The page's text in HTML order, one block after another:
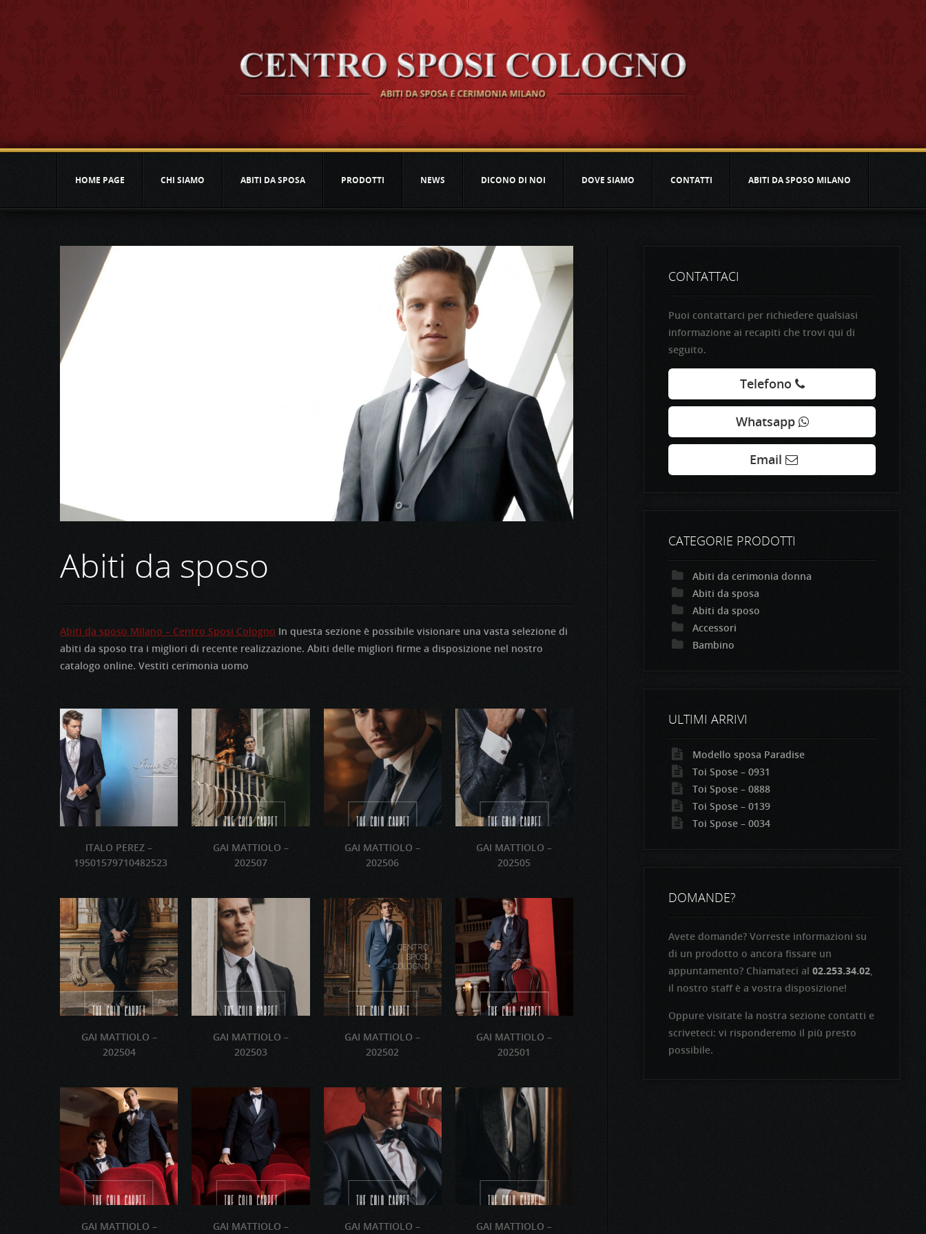
HOME PAGE CHI SIAMO ABITI DA SPOSA PRODOTTI NEWS DICONO DI NOI DOVE SIAMO CONTATTI ABITI DA SPOSO MILANO
Abiti da sposo
Abiti da sposo Milano – Centro Sposi Cologno In questa sezione è possibile visionare una vasta selezione di
abiti da sposo tra i migliori di recente realizzazione. Abiti delle migliori firme a disposizione nel nostro
catalogo online. Vestiti cerimonia uomo
ITALO PEREZ –
19501579710482523
GAI MATTIOLO –
202507
GAI MATTIOLO –
202506
GAI MATTIOLO –
202505
GAI MATTIOLO –
202504
GAI MATTIOLO –
202503
GAI MATTIOLO –
202502
GAI MATTIOLO –
202501
GAI MATTIOLO –
GAI MATTIOLO –
GAI MATTIOLO –
GAI MATTIOLO –
CONTATTACI
Puoi contattarci per richiedere qualsiasi
informazione ai recapiti che trovi qui di
seguito.
Telefono
Whatsapp
Email
CATEGORIE PRODOTTI
Abiti da cerimonia donna
Abiti da sposa
Abiti da sposo
Accessori
Bambino
ULTIMI ARRIVI
Modello sposa Paradise
Toi Spose – 0931
Toi Spose – 0888
Toi Spose – 0139
Toi Spose – 0034
DOMANDE?
Avete domande? Vorreste informazioni su
di un prodotto o ancora fissare un
appuntamento? Chiamateci al 02.253.34.02,
il nostro staff è a vostra disposizione!
Oppure visitate la nostra sezione contatti e
scriveteci: vi risponderemo il più presto
possibile.